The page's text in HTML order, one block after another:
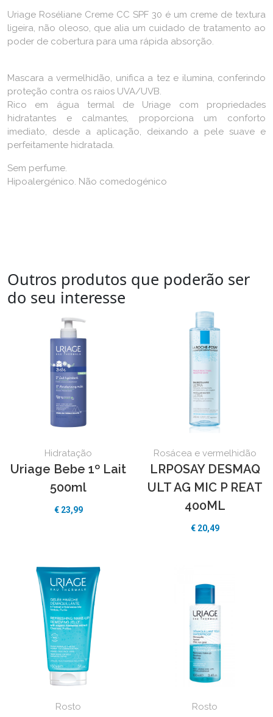
Uriage Roséliane Creme CC SPF 30 é um creme de textura
ligeira, não oleoso, que alia um cuidado de tratamento ao
poder de cobertura para uma rápida absorção.
Mascara a vermelhidão, unifica a tez e ilumina, conferindo
proteção contra os raios UVA/UVB.
Rico em água termal de Uriage com propriedades
hidratantes e calmantes, proporciona um conforto
imediato, desde a aplicação, deixando a pele suave e
perfeitamente hidratada.
Sem perfume.
Hipoalergénico. Não comedogénico
Outros produtos que poderão ser
do seu interesse
Hidratação
Uriage Bebe 1º Lait
500ml
€ 23,99
Rosácea e vermelhidão
LRPOSAY DESMAQ
ULT AG MIC P REAT
400ML
€ 20,49
Rosto Rosto